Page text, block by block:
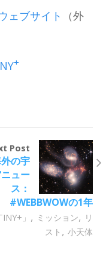
ェブサイト
（外
+
Post
の宇
ュー
ス：
#WEBBWOWの1年
」 , ミッション, リ
スト ,小天体